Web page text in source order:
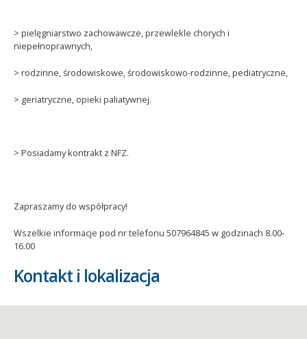
> pielęgniarstwo zachowawcze, przewlekle chorych i
niepełnoprawnych,
> rodzinne, środowiskowe, środowiskowo-rodzinne, pediatryczne,
> geriatryczne, opieki paliatywnej.
> Posiadamy kontrakt z NFZ.
Zapraszamy do współpracy!
Wszelkie informacje pod nr telefonu 507964845 w godzinach 8.00-
16.00
Kontakt i lokalizacja